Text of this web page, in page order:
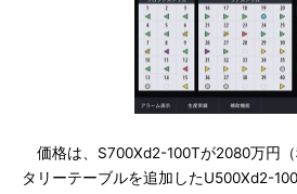
価格は、S700Xd2-100Tが2080万円
タリーテーブルを追加したU500Xd2-